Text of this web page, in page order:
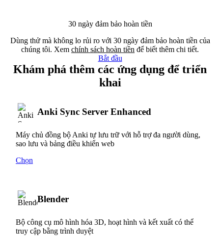
30 ngày đảm bảo hoàn tiền
Dùng thử mà không lo rủi ro với 30 ngày đảm bảo hoàn tiền của
chúng tôi. Xem chính sách hoàn tiền để biết thêm chi tiết.
Bắt đầu
Khám phá thêm các ứng dụng để triển
khai
Anki Sync Server Enhanced
Máy chủ đồng bộ Anki tự lưu trữ với hỗ trợ đa người dùng,
sao lưu và bảng điều khiển web
Chọn
Blender
Bộ công cụ mô hình hóa 3D, hoạt hình và kết xuất có thể
truy cập bằng trình duyệt